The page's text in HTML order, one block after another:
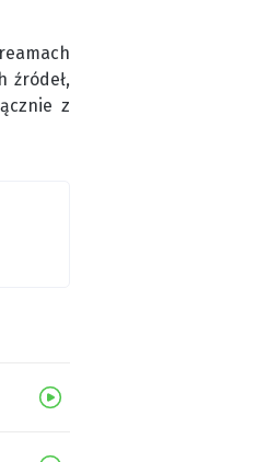
źródeł,
z